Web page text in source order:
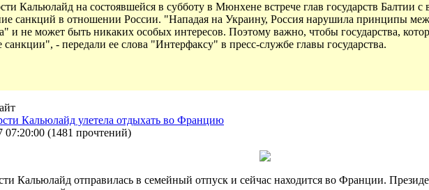
Кальюлайд на состоявшейся в субботу в Мюнхене встрече глав государств
санкций в отношении России. "Нападая на Украину, Россия нарушила принципы
и не может быть никаких особых интересов. Поэтому важно, чтобы государства,
- передали ее слова "Интерфаксу" в пресс-службе главы государства.
Кальюлайд улетела отдыхать во Францию
07:20:00 (1481 прочтений)
Кальюлайд отправилась в семейный отпуск и сейчас находится во Франции.